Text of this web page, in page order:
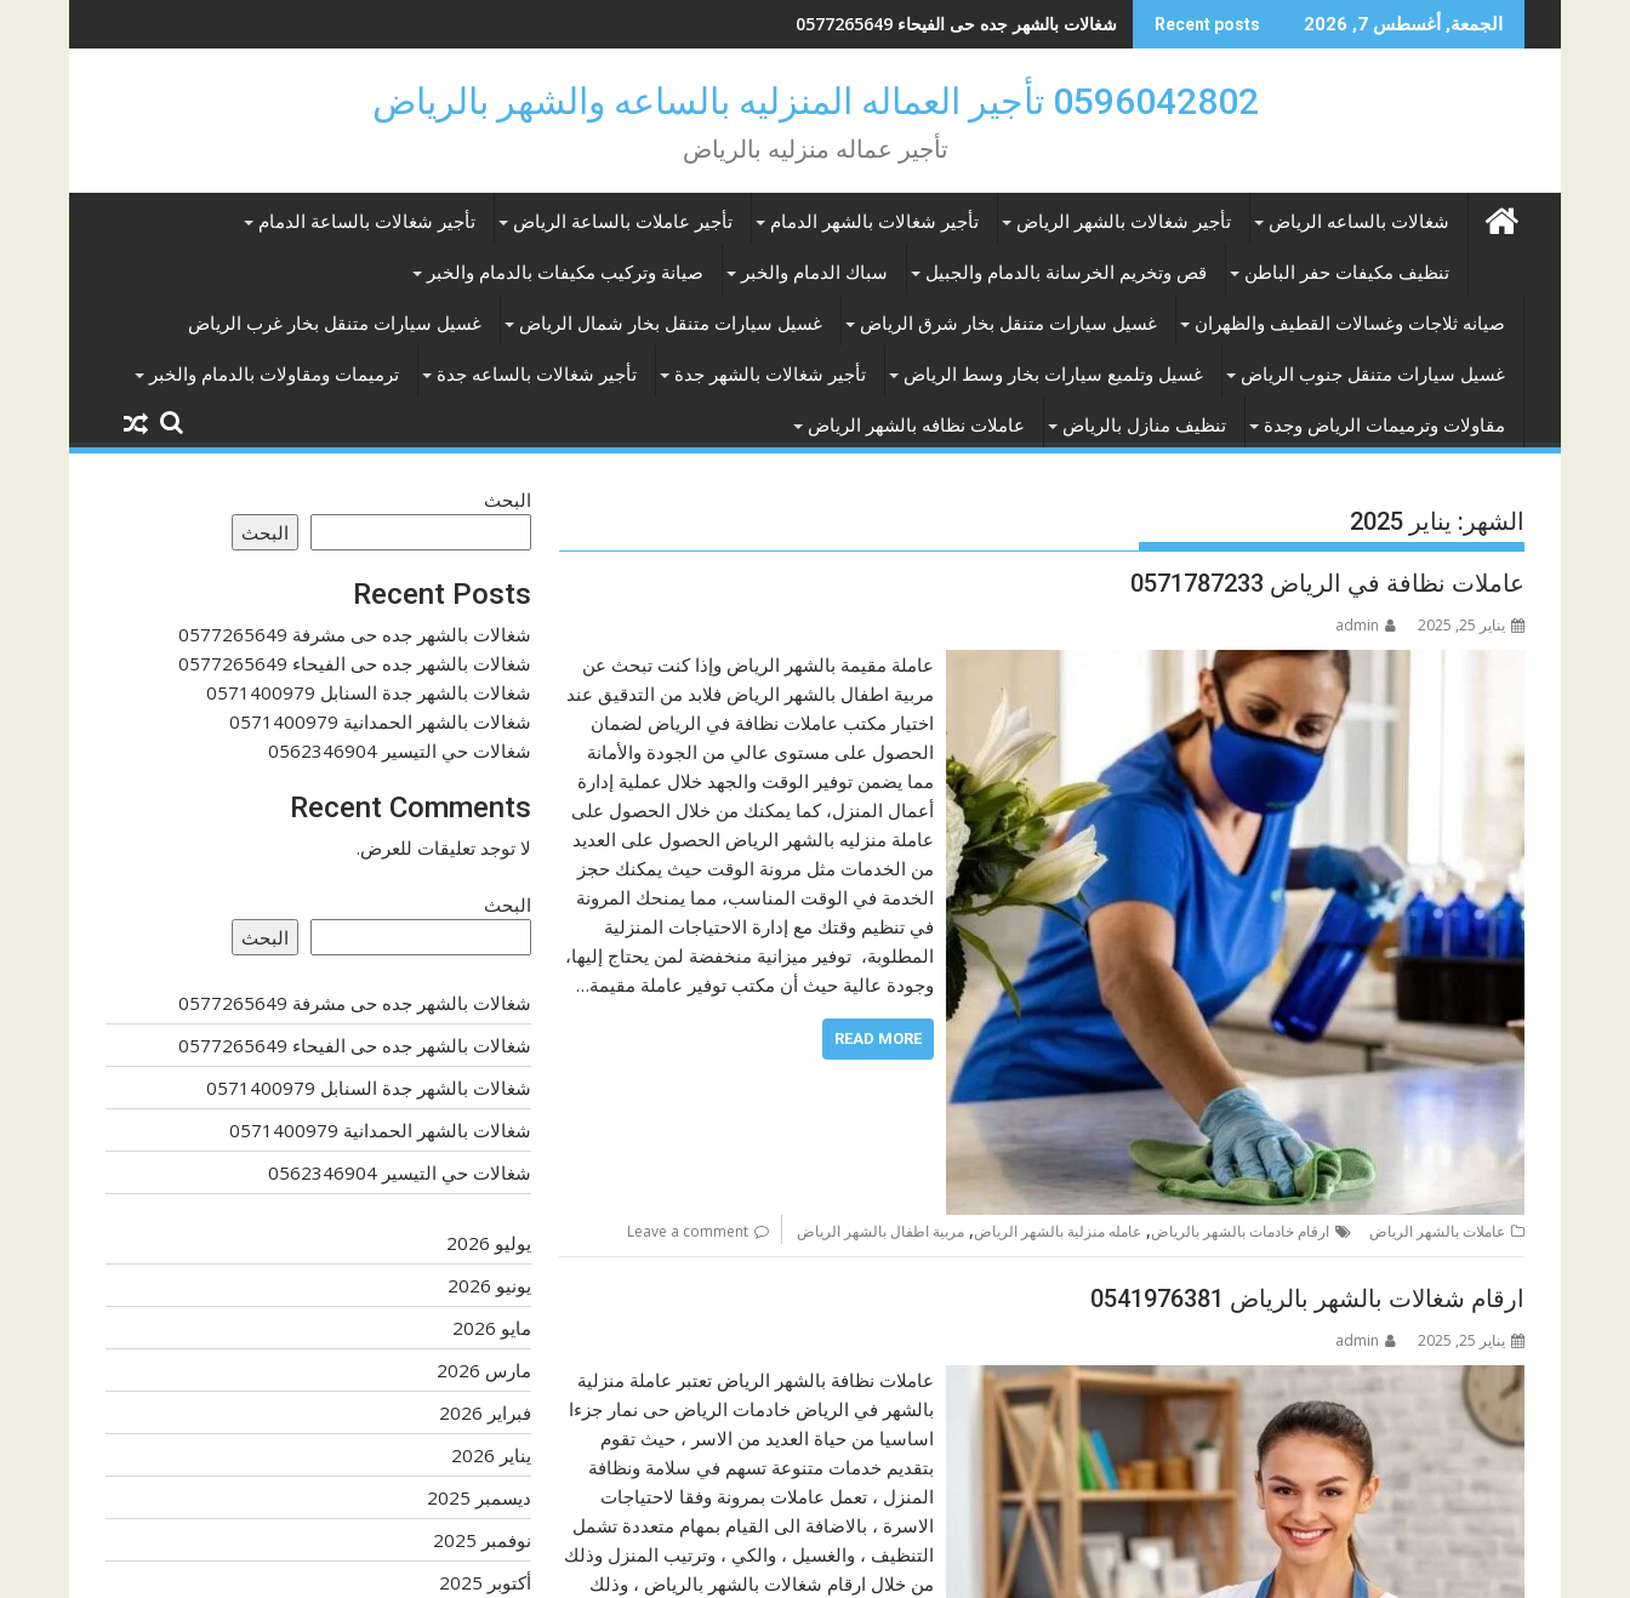
to
الجمعة, أغسطس 7, 2026 Recent posts شغالات بالشهر جده حى الفيحاء 0577265649
0596042802 تأجير العماله المنزليه بالساعه والشهر بالرياض
تأجير عماله منزليه بالرياض
شغالات بالساعه الرياض تأجير شغالات بالشهر الرياض تأجير شغالات بالشهر الدمام تأجير عاملات بالساعة الرياض تأجير شغالات بالساعة الدمام
تنظيف مكيفات حفر الباطن قص وتخريم الخرسانة بالدمام والجبيل سباك الدمام والخبر صيانة وتركيب مكيفات بالدمام والخبر
صيانه ثلاجات وغسالات القطيف والظهران غسيل سيارات متنقل بخار شرق الرياض غسيل سيارات متنقل بخار شمال الرياض غسيل سيارات متنقل بخار غرب الرياض
غسيل سيارات متنقل جنوب الرياض غسيل وتلميع سيارات بخار وسط الرياض تأجير شغالات بالشهر جدة تأجير شغالات بالساعه جدة ترميمات ومقاولات بالدمام والخبر
مقاولات وترميمات الرياض وجدة تنظيف منازل بالرياض عاملات نظافه بالشهر الرياض
الشهر: يناير 2025
عاملات نظافة في الرياض 0571787233
يناير 25, 2025 admin
عاملة مقيمة بالشهر الرياض وإذا كنت تبحث عن
مربية اطفال بالشهر الرياض فلابد من التدقيق عند
اختيار مكتب عاملات نظافة في الرياض لضمان
الحصول على مستوى عالي من الجودة والأمانة
مما يضمن توفير الوقت والجهد خلال عملية إدارة
أعمال المنزل، كما يمكنك من خلال الحصول على
عاملة منزليه بالشهر الرياض الحصول على العديد
من الخدمات مثل مرونة الوقت حيث يمكنك حجز
الخدمة في الوقت المناسب، مما يمنحك المرونة
في تنظيم وقتك مع إدارة الاحتياجات المنزلية
المطلوبة، توفير ميزانية منخفضة لمن يحتاج إليها،
وجودة عالية حيث أن مكتب توفير عاملة مقيمة…
READ MORE
عاملات بالشهر الرياض ارقام خادمات بالشهر بالرياض, عامله منزلية بالشهر الرياض, مربية اطفال بالشهر الرياض Leave a comment
ارقام شغالات بالشهر بالرياض 0541976381
يناير 25, 2025 admin
عاملات نظافة بالشهر الرياض تعتبر عاملة منزلية
بالشهر في الرياض خادمات الرياض حى نمار جزءا
اساسيا من حياة العديد من الاسر ، حيث تقوم
بتقديم خدمات متنوعة تسهم في سلامة ونظافة
المنزل ، تعمل عاملات بمرونة وفقا لاحتياجات
الاسرة ، بالاضافة الى القيام بمهام متعددة تشمل
التنظيف ، والغسيل ، والكي ، وترتيب المنزل وذلك
من خلال ارقام شغالات بالشهر بالرياض ، وذلك
البحث
البحث
Recent Posts
شغالات بالشهر جده حى مشرفة 0577265649
شغالات بالشهر جده حى الفيحاء 0577265649
شغالات بالشهر جدة السنابل 0571400979
شغالات بالشهر الحمدانية 0571400979
شغالات حي التيسير 0562346904
Recent Comments
لا توجد تعليقات للعرض.
البحث
البحث
شغالات بالشهر جده حى مشرفة 0577265649
شغالات بالشهر جده حى الفيحاء 0577265649
شغالات بالشهر جدة السنابل 0571400979
شغالات بالشهر الحمدانية 0571400979
شغالات حي التيسير 0562346904
يوليو 2026
يونيو 2026
مايو 2026
مارس 2026
فبراير 2026
يناير 2026
ديسمبر 2025
نوفمبر 2025
أكتوبر 2025